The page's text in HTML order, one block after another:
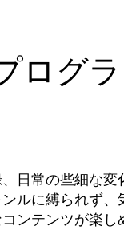
ログ
日常の些細な
ンルに縛られず
ンテンツが楽